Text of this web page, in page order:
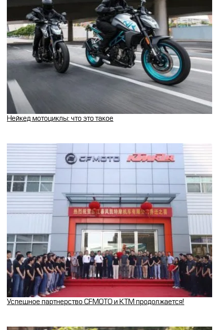
Нейкед мотоциклы: что это такое
Успешное партнерство CFMOTO и KTM продолжается!